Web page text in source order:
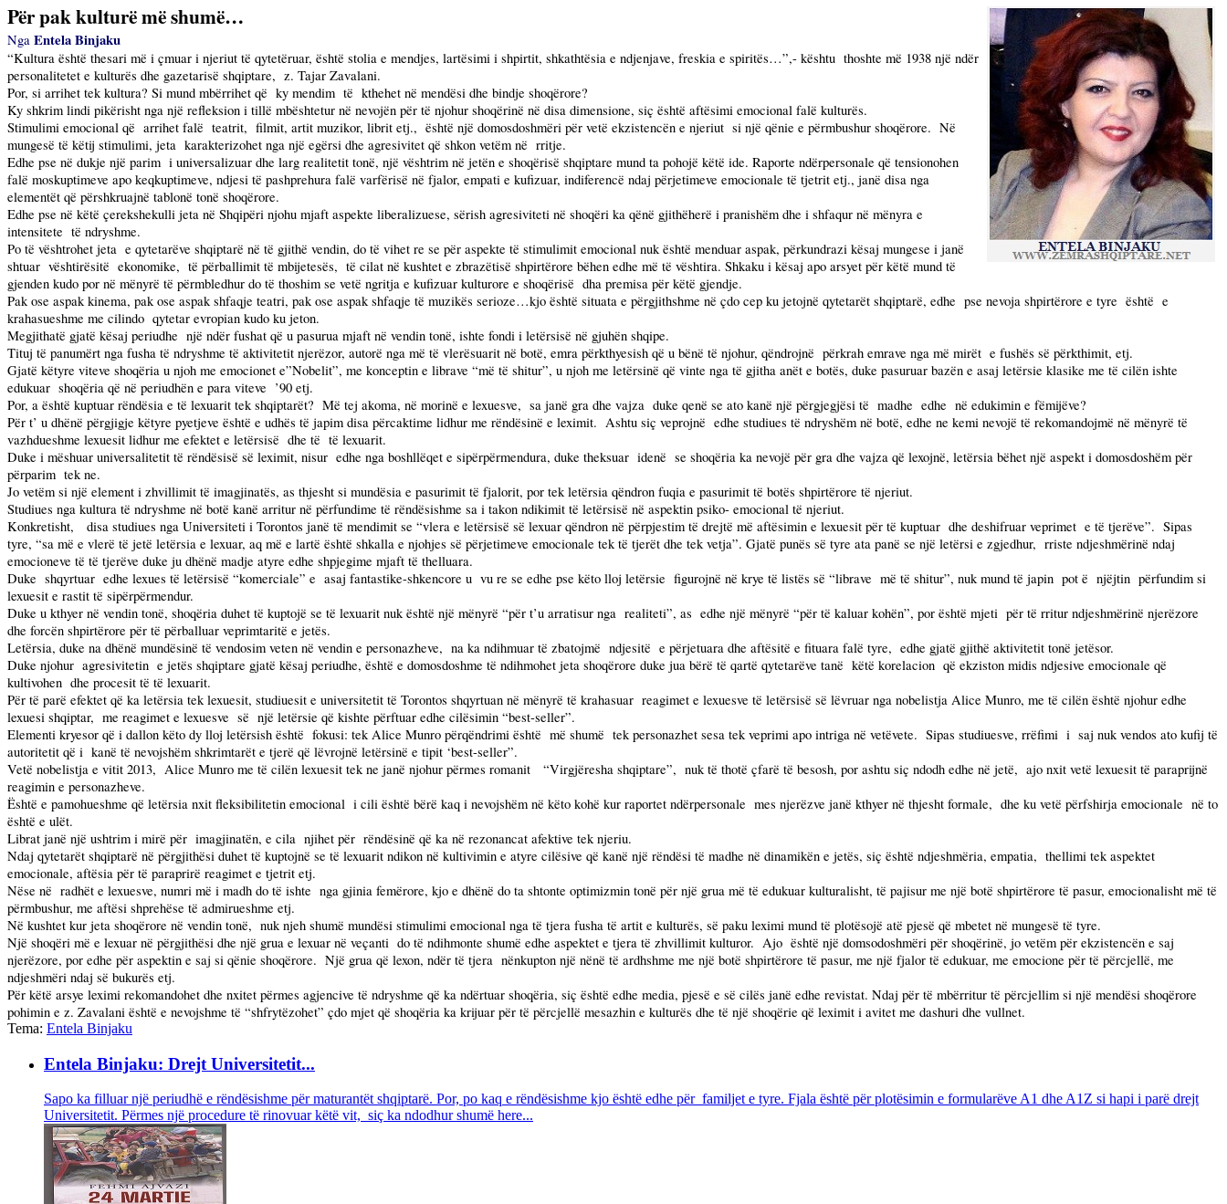
Për pak kulturë më shumë…
Nga Entela Binjaku
“Kultura është thesari më i çmuar i njeriut të qytetëruar, është stolia e mendjes, lartësimi i shpirtit, shkathtësia e ndjenjave, freskia e spiritës…”,- kështu thoshte më 1938 një ndër
personalitetet e kulturës dhe gazetarisë shqiptare, z. Tajar Zavalani.
Por, si arrihet tek kultura? Si mund mbërrihet që ky mendim të kthehet në mendësi dhe bindje shoqërore?
Ky shkrim lindi pikërisht nga një refleksion i tillë mbështetur në nevojën për të njohur shoqërinë në disa dimensione, siç është aftësimi emocional falë kulturës.
Stimulimi emocional që arrihet falë teatrit, filmit, artit muzikor, librit etj., është një domosdoshmëri për vetë ekzistencën e njeriut si një qënie e përmbushur shoqërore. Në
mungesë të këtij stimulimi, jeta karakterizohet nga një egërsi dhe agresivitet që shkon vetëm në rritje.
Edhe pse në dukje një parim i universalizuar dhe larg realitetit tonë, një vështrim në jetën e shoqërisë shqiptare mund ta pohojë këtë ide. Raporte ndërpersonale që tensionohen
falë moskuptimeve apo keqkuptimeve, ndjesi të pashprehura falë varfërisë në fjalor, empati e kufizuar, indiferencë ndaj përjetimeve emocionale të tjetrit etj., janë disa nga
elementët që përshkruajnë tablonë tonë shoqërore.
Edhe pse në këtë çerekshekulli jeta në Shqipëri njohu mjaft aspekte liberalizuese, sërish agresiviteti në shoqëri ka qënë gjithëherë i pranishëm dhe i shfaqur në mënyra e
intensitete të ndryshme.
Po të vështrohet jeta e qytetarëve shqiptarë në të gjithë vendin, do të vihet re se për aspekte të stimulimit emocional nuk është menduar aspak, përkundrazi kësaj mungese i janë
shtuar vështirësitë ekonomike, të përballimit të mbijetesës, të cilat në kushtet e zbrazëtisë shpirtërore bëhen edhe më të vështira. Shkaku i kësaj apo arsyet për këtë mund të
gjenden kudo por në mënyrë të përmbledhur do të thoshim se vetë ngritja e kufizuar kulturore e shoqërisë dha premisa për këtë gjendje.
Pak ose aspak kinema, pak ose aspak shfaqje teatri, pak ose aspak shfaqje të muzikës serioze…kjo është situata e përgjithshme në çdo cep ku jetojnë qytetarët shqiptarë, edhe pse nevoja shpirtërore e tyre është e
krahasueshme me cilindo qytetar evropian kudo ku jeton.
Megjithatë gjatë kësaj periudhe një ndër fushat që u pasurua mjaft në vendin tonë, ishte fondi i letërsisë në gjuhën shqipe.
Tituj të panumërt nga fusha të ndryshme të aktivitetit njerëzor, autorë nga më të vlerësuarit në botë, emra përkthyesish që u bënë të njohur, qëndrojnë përkrah emrave nga më mirët e fushës së përkthimit, etj.
Gjatë këtyre viteve shoqëria u njoh me emocionet e”Nobelit”, me konceptin e librave “më të shitur”, u njoh me letërsinë që vinte nga të gjitha anët e botës, duke pasuruar bazën e asaj letërsie klasike me të cilën ishte
edukuar shoqëria që në periudhën e para viteve ’90 etj.
Por, a është kuptuar rëndësia e të lexuarit tek shqiptarët? Më tej akoma, në morinë e lexuesve, sa janë gra dhe vajza duke qenë se ato kanë një përgjegjësi të madhe edhe në edukimin e fëmijëve?
Për t’ u dhënë përgjigje këtyre pyetjeve është e udhës të japim disa përcaktime lidhur me rëndësinë e leximit. Ashtu siç veprojnë edhe studiues të ndryshëm në botë, edhe ne kemi nevojë të rekomandojmë në mënyrë të
vazhdueshme lexuesit lidhur me efektet e letërsisë dhe të të lexuarit.
Duke i mëshuar universalitetit të rëndësisë së leximit, nisur edhe nga boshllëqet e sipërpërmendura, duke theksuar idenë se shoqëria ka nevojë për gra dhe vajza që lexojnë, letërsia bëhet një aspekt i domosdoshëm për
përparim tek ne.
Jo vetëm si një element i zhvillimit të imagjinatës, as thjesht si mundësia e pasurimit të fjalorit, por tek letërsia qëndron fuqia e pasurimit të botës shpirtërore të njeriut.
Studiues nga kultura të ndryshme në botë kanë arritur në përfundime të rëndësishme sa i takon ndikimit të letërsisë në aspektin psiko- emocional të njeriut.
Konkretisht,
disa studiues nga Universiteti i Torontos janë të mendimit se “vlera e letërsisë së lexuar qëndron në përpjestim të drejtë më aftësimin e lexuesit për të kuptuar dhe deshifruar veprimet e të tjerëve”. Sipas
tyre, “sa më e vlerë të jetë letërsia e lexuar, aq më e lartë është shkalla e njohjes së përjetimeve emocionale tek të tjerët dhe tek vetja”. Gjatë punës së tyre ata panë se një letërsi e zgjedhur, rriste ndjeshmërinë ndaj
emocioneve të të tjerëve duke ju dhënë madje atyre edhe shpjegime mjaft të thelluara.
Duke shqyrtuar edhe lexues të letërsisë “komerciale” e asaj fantastike-shkencore u vu re se edhe pse këto lloj letërsie figurojnë në krye të listës së “librave më të shitur”, nuk mund të japin pot ë njëjtin përfundim si
lexuesit e rastit të sipërpërmendur.
Duke u kthyer në vendin tonë, shoqëria duhet të kuptojë se të lexuarit nuk është një mënyrë “për t’u arratisur nga realiteti”, as edhe një mënyrë “për të kaluar kohën”, por është mjeti për të rritur ndjeshmërinë njerëzore
dhe forcën shpirtërore për të përballuar veprimtaritë e jetës.
Letërsia, duke na dhënë mundësinë të vendosim veten në vendin e personazheve, na ka ndihmuar të zbatojmë ndjesitë e përjetuara dhe aftësitë e fituara falë tyre, edhe gjatë gjithë aktivitetit tonë jetësor.
Duke njohur agresivitetin e jetës shqiptare gjatë kësaj periudhe, është e domosdoshme të ndihmohet jeta shoqërore duke jua bërë të qartë qytetarëve tanë këtë korelacion që ekziston midis ndjesive emocionale që
kultivohen dhe procesit të të lexuarit.
Për të parë efektet që ka letërsia tek lexuesit, studiuesit e universitetit të Torontos shqyrtuan në mënyrë të krahasuar reagimet e lexuesve të letërsisë së lëvruar nga nobelistja Alice Munro, me të cilën është njohur edhe
lexuesi shqiptar, me reagimet e lexuesve së një letërsie që kishte përftuar edhe cilësimin “best-seller”.
Elementi kryesor që i dallon këto dy lloj letërsish është fokusi: tek Alice Munro përqëndrimi është më shumë tek personazhet sesa tek veprimi apo intriga në vetëvete. Sipas studiuesve, rrëfimi i saj nuk vendos ato kufij të
autoritetit që i kanë të nevojshëm shkrimtarët e tjerë që lëvrojnë letërsinë e tipit ‘best-seller”.
Vetë nobelistja e vitit 2013, Alice Munro me të cilën lexuesit tek ne janë njohur përmes romanit “Virgjëresha shqiptare”, nuk të thotë çfarë të besosh, por ashtu siç ndodh edhe në jetë, ajo nxit vetë lexuesit të paraprijnë
reagimin e personazheve.
Është e pamohueshme që letërsia nxit fleksibilitetin emocional i cili është bërë kaq i nevojshëm në këto kohë kur raportet ndërpersonale mes njerëzve janë kthyer në thjesht formale, dhe ku vetë përfshirja emocionale në to
është e ulët.
Librat janë një ushtrim i mirë për imagjinatën, e cila njihet për rëndësinë që ka në rezonancat afektive tek njeriu.
Ndaj qytetarët shqiptarë në përgjithësi duhet të kuptojnë se të lexuarit ndikon në kultivimin e atyre cilësive që kanë një rëndësi të madhe në dinamikën e jetës, siç është ndjeshmëria, empatia, thellimi tek aspektet
emocionale, aftësia për të paraprirë reagimet e tjetrit etj.
Nëse në radhët e lexuesve, numri më i madh do të ishte nga gjinia femërore, kjo e dhënë do ta shtonte optimizmin tonë për një grua më të edukuar kulturalisht, të pajisur me një botë shpirtërore të pasur, emocionalisht më të
përmbushur, me aftësi shprehëse të admirueshme etj.
Në kushtet kur jeta shoqërore në vendin tonë, nuk njeh shumë mundësi stimulimi emocional nga të tjera fusha të artit e kulturës, së paku leximi mund të plotësojë atë pjesë që mbetet në mungesë të tyre.
Një shoqëri më e lexuar në përgjithësi dhe një grua e lexuar në veçanti do të ndihmonte shumë edhe aspektet e tjera të zhvillimit kulturor. Ajo është një domsodoshmëri për shoqërinë, jo vetëm për ekzistencën e saj
njerëzore, por edhe për aspektin e saj si qënie shoqërore. Një grua që lexon, ndër të tjera nënkupton një nënë të ardhshme me një botë shpirtërore të pasur, me një fjalor të edukuar, me emocione për të përcjellë, me
ndjeshmëri ndaj së bukurës etj.
Për këtë arsye leximi rekomandohet dhe nxitet përmes agjencive të ndryshme që ka ndërtuar shoqëria, siç është edhe media, pjesë e së cilës janë edhe revistat. Ndaj për të mbërritur të përcjellim si një mendësi shoqërore
pohimin e z. Zavalani është e nevojshme të “shfrytëzohet” çdo mjet që shoqëria ka krijuar për të përcjellë mesazhin e kulturës dhe të një shoqërie që leximit i avitet me dashuri dhe vullnet.
Tema: Entela Binjaku
Entela Binjaku: Drejt Universitetit...
Sapo ka filluar një periudhë e rëndësishme për maturantët shqiptarë. Por, po kaq e rëndësishme kjo është edhe për familjet e tyre. Fjala është për plotësimin e formularëve A1 dhe A1Z si hapi i parë drejt
Universitetit. Përmes një procedure të rinovuar këtë vit, siç ka ndodhur shumë here...